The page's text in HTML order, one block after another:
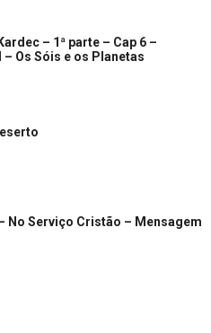
– 1ª parte – Cap 6 –
Os Sóis e os Planetas
No Serviço Cristão – Mensagem